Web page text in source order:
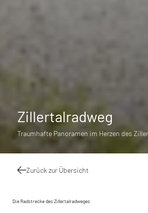
Zillertalradweg
Traumhafte Panoramen im Herzen des
Zurück zur Übersicht
Die Radstrecke des Zillertalradweges